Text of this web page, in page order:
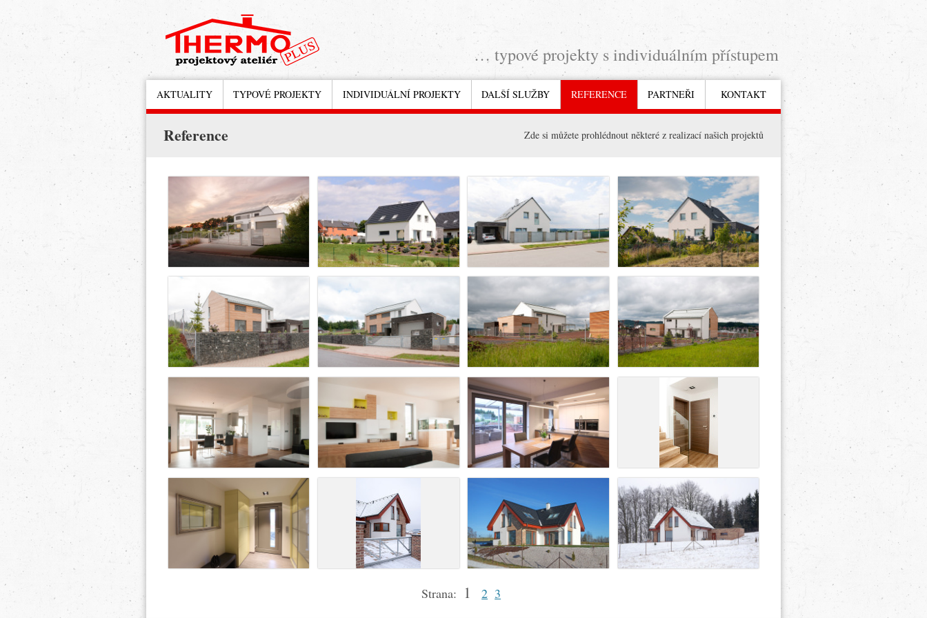
… typové projekty s individuálním přístupem
AKTUALITY TYPOVÉ PROJEKTY INDIVIDUÁLNÍ PROJEKTY DALŠÍ SLUŽBY REFERENCE PARTNEŘI KONTAKT
Reference Zde si můžete prohlédnout některé z realizací našich projektů
Strana: 1 2 3